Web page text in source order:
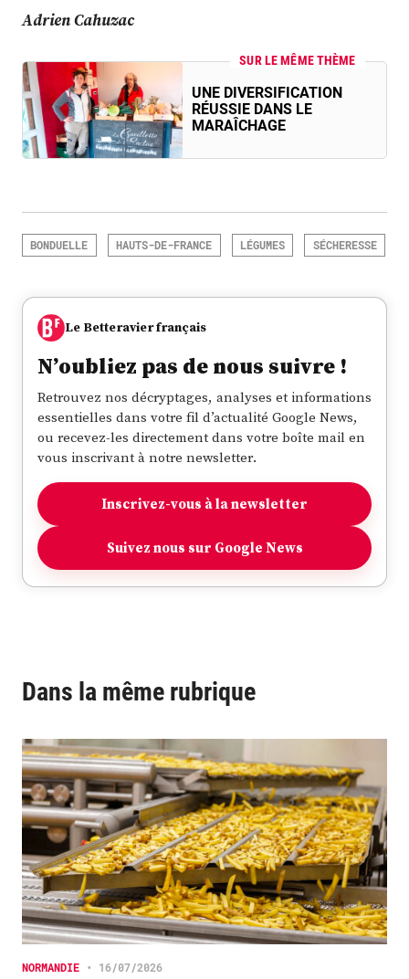
Adrien Cahuzac
SUR LE MÊME THÈME
UNE DIVERSIFICATION
RÉUSSIE DANS LE
MARAÎCHAGE
BONDUELLE HAUTS-DE-FRANCE LÉGUMES SÉCHERESSE
Le Betteravier français
N’oubliez pas de nous suivre !
Retrouvez nos décryptages, analyses et informations
essentielles dans votre fil d’actualité Google News,
ou recevez-les directement dans votre boîte mail en
vous inscrivant à notre newsletter.
Inscrivez-vous à la newsletter
Suivez nous sur Google News
Dans la même rubrique
NORMANDIE • 16/07/2026